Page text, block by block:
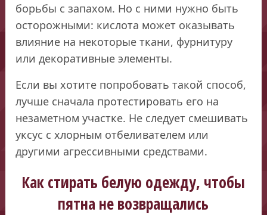
борьбы с запахом. Но с ними нужно быть
осторожными: кислота может оказывать
влияние на некоторые ткани, фурнитуру
или декоративные элементы.
Если вы хотите попробовать такой способ,
лучше сначала протестировать его на
незаметном участке. Не следует смешивать
уксус с хлорным отбеливателем или
другими агрессивными средствами.
Как стирать белую одежду, чтобы
пятна не возвращались